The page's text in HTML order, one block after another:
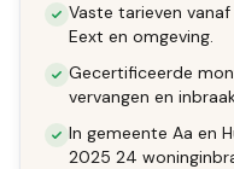
Vaste tarieven
Eext en omgeving.
Gecertificeerde
vervangen en
In gemeente Aa en
2025 24